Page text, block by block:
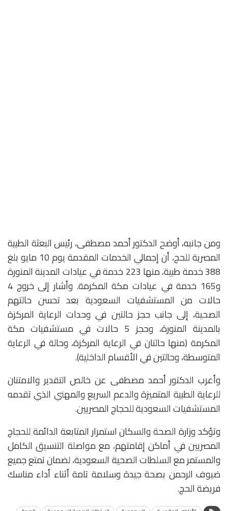
ومن جانبه، أوضح الدكتور أحمد مصطفى، رئيس البعثة الطبية
المصرية للحج، أن إجمالي الخدمات المقدمة يوم 10 مايو بلغ
388 خدمة طبية، منها 223 خدمة في عيادات المدينة المنورة
و165 خدمة في عيادات مكة المكرمة. وأشار إلى خروج 4
حالات من المستشفيات السعودية بعد تحسن حالتهم
الصحية، إلى جانب حجز حالتين في وحدات الرعاية المركزة
بالمدينة المنورة، وحجز 5 حالات في مستشفيات مكة
المكرمة (منها حالتان في الرعاية المركزة، وحالة في الرعاية
المتوسطة، وحالتين في الأقسام الداخلية).
وأعرب الدكتور أحمد مصطفى عن خالص التقدير والامتنان
للرعاية الطبية المتميزة والدعم السريع والمهني الذي تقدمه
المستشفيات السعودية للحجاج المصريين.
وتؤكد وزارة الصحة والسكان استمرار المتابعة الدائمة للحجاج
المصريين في أماكن إقامتهم، مع مواصلة التنسيق الكامل
والمستمر مع السلطات الصحية السعودية، لضمان تمتع جميع
ضيوف الرحمن بصحة جيدة وسلامة تامة أثناء أداء مناسك
فريضة الحج.